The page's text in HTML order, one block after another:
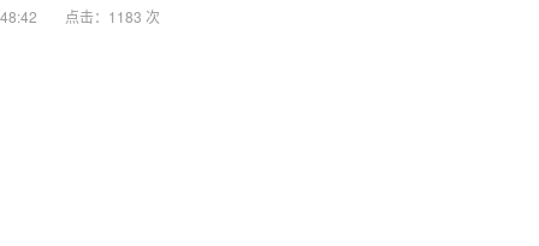
点击：1183 次